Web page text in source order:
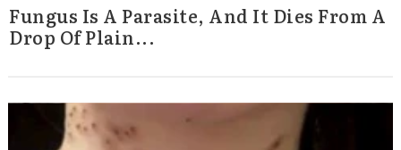
Fungus Is A Parasite, And It Dies From A
Drop Of Plain...